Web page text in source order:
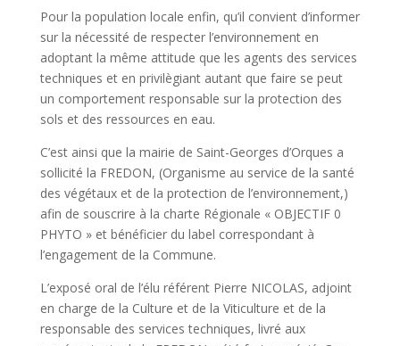
Pour la population locale enfin, qu’il convient d’informer
sur la nécessité de respecter l’environnement en
adoptant la même attitude que les agents des services
techniques et en privilègiant autant que faire se peut
un comportement responsable sur la protection des
sols et des ressources en eau.
C’est ainsi que la mairie de Saint-Georges d’Orques a
sollicité la FREDON, (Organisme au service de la santé
des végétaux et de la protection de l’environnement,)
afin de souscrire à la charte Régionale « OBJECTIF 0
PHYTO » et bénéficier du label correspondant à
l’engagement de la Commune.
L’exposé oral de l’élu référent Pierre NICOLAS, adjoint
en charge de la Culture et de la Viticulture et de la
responsable des services techniques, livré aux